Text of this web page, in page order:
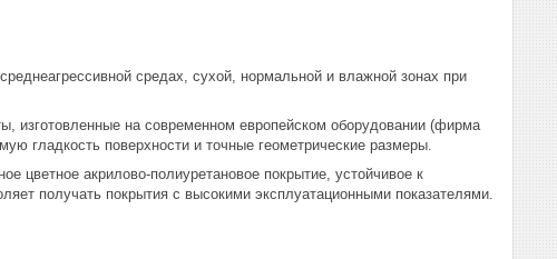
средах, сухой, нормальной и влажной зонах при
изготовленные на современном европейском оборудовании (фирма
гладкость поверхности и точные геометрические размеры.
акрилово-полиуретановое покрытие, устойчивое к
получать покрытия с высокими эксплуатационными показателями.